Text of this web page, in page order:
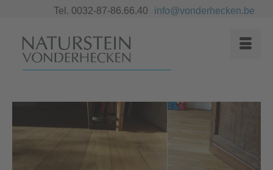
Tel. 0032-87-86.66.40 info@vonderhecken.be